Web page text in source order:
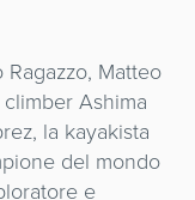
Matteo
Ashima
la kayakista
del mondo
e